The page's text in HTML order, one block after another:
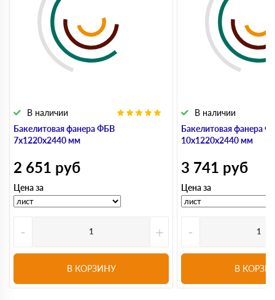
Бакелитовая фанера ФБВ
7х1220х2440 мм
В наличии
2 651 руб
Цена за
- +
В КОРЗИНУ
Бакелитовая фанера
10х1220х2440 мм
В наличии
3 741 руб
Цена за
-
В